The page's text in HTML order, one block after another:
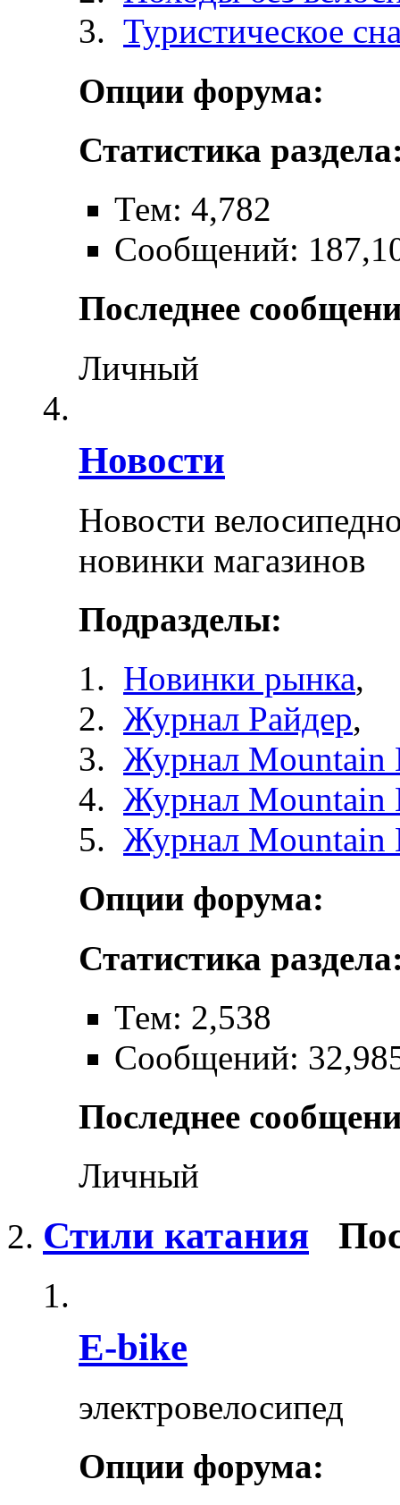
Туристическое
Опции форума:
Статистика
Тем: 4,782
Сообщений:
Последнее
Личный
Новости
Новости
новинки магазинов
Подразделы:
Новинки рынка,
Журнал Райдер,
Журнал Mountain
Журнал Mountain
Журнал Mountain
Опции форума:
Статистика
Тем: 2,538
Сообщений:
Последнее
Личный
Стили катания
E-bike
электровелосипед
Опции форума: